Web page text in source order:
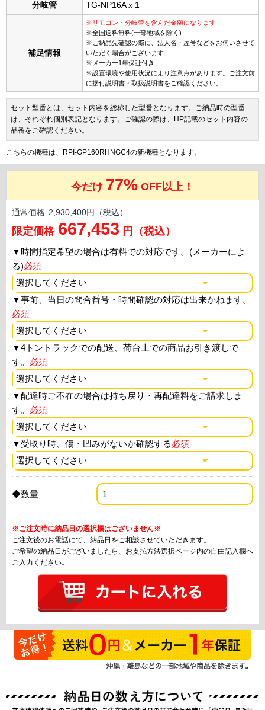
分岐管 TG-NP16A x 1
補足情報
※リモコン・分岐管を含んだ金額になります
※全国送料無料(一部地域を除く)
※ご納品先確認の際に、法人名・屋号などをお伺いさせて
いただく場合がございます
※メーカー1年保証付き
※設置環境や使用状況により注意点があります。ご注文前
に据付説明書・取扱説明書をご確認ください。
セット型番とは、セット内容を総称した型番となります。ご納品時の型番
は、それぞれ個別表記となります。ご確認の際は、HP記載のセット内容の
品番をご確認ください。
こちらの機種は、RPI-GP160RHNGC4の新機種となります。
今だけ 77% OFF以上！
通常価格 2,930,400円（税込）
限定価格 667,453 円（税込）
▼時間指定希望の場合は有料での対応です。(メーカーによ
る)必須
▼事前、当日の問合番号・時間確認の対応は出来かねます。
必須
▼4トントラックでの配送、荷台上での商品お引き渡しで
す。 必須
▼配達時ご不在の場合は持ち戻り・再配達料をご請求しま
す。 必須
▼ 受取り時、傷・凹みがないか確認する必須
◆数量
※ご注文時に納品日の選択欄はございません※
ご注文後のお電話にて、納品日をご相談させていただきます。
ご希望の納品日がございましたら、お支払方法選択ページ内の自由記入欄へ
ご入力ください。